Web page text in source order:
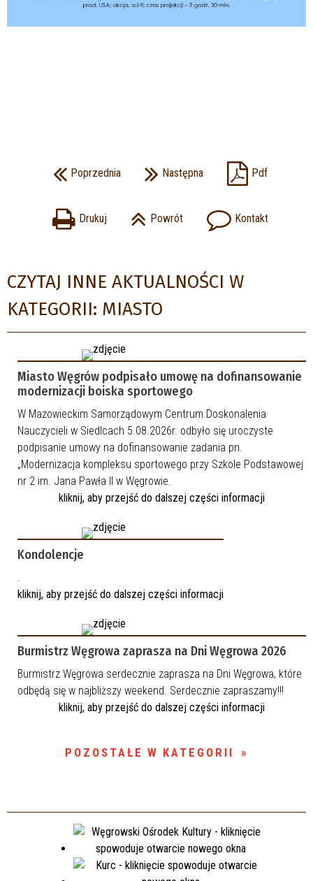
Poprzednia Następna Pdf
Drukuj Powrót Kontakt
CZYTAJ INNE AKTUALNOŚCI W
KATEGORII: MIASTO
Miasto Węgrów podpisało umowę na dofinansowanie
modernizacji boiska sportowego
W Mazowieckim Samorządowym Centrum Doskonalenia
Nauczycieli w Siedlcach 5.08.2026r. odbyło się uroczyste
podpisanie umowy na dofinansowanie zadania pn.
„Modernizacja kompleksu sportowego przy Szkole Podstawowej
nr 2 im. Jana Pawła II w Węgrowie.
kliknij, aby przejść do dalszej części informacji
Kondolencje
kliknij, aby przejść do dalszej części informacji
Burmistrz Węgrowa zaprasza na Dni Węgrowa 2026
Burmistrz Węgrowa serdecznie zaprasza na Dni Węgrowa, które
odbędą się w najbliższy weekend. Serdecznie zapraszamy!!!
kliknij, aby przejść do dalszej części informacji
POZOSTAŁE W KATEGORII